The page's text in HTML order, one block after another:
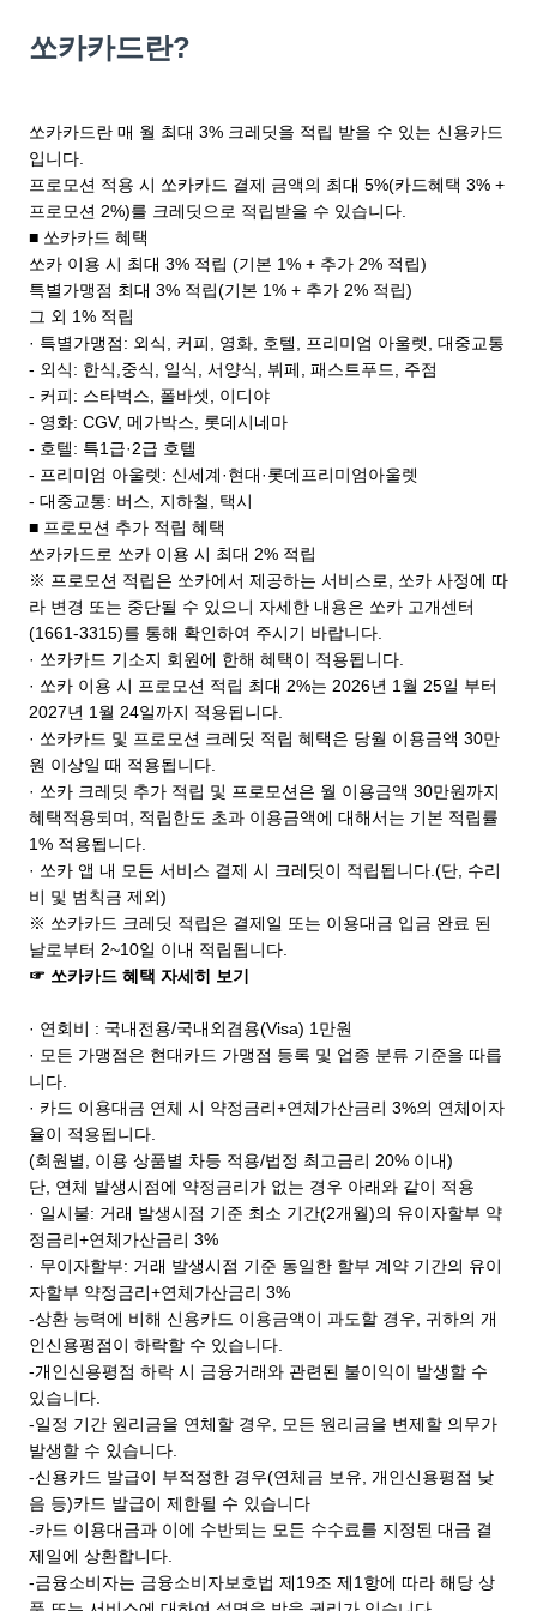
쏘카카드란?
쏘카카드란 매 월 최대 3% 크레딧을 적립 받을 수 있는 신용카드
입니다.
프로모션 적용 시 쏘카카드 결제 금액의 최대 5%(카드혜택 3% +
프로모션 2%)를 크레딧으로 적립받을 수 있습니다.
■ 쏘카카드 혜택
쏘카 이용 시 최대 3% 적립 (기본 1% + 추가 2% 적립)
특별가맹점 최대 3% 적립(기본 1% + 추가 2% 적립)
그 외 1% 적립
· 특별가맹점: 외식, 커피, 영화, 호텔, 프리미엄 아울렛, 대중교통
- 외식: 한식,중식, 일식, 서양식, 뷔페, 패스트푸드, 주점
- 커피: 스타벅스, 폴바셋, 이디야
- 영화: CGV, 메가박스, 롯데시네마
- 호텔: 특1급·2급 호텔
- 프리미엄 아울렛: 신세계·현대·롯데프리미엄아울렛
- 대중교통: 버스, 지하철, 택시
■ 프로모션 추가 적립 혜택
쏘카카드로 쏘카 이용 시 최대 2% 적립
※ 프로모션 적립은 쏘카에서 제공하는 서비스로, 쏘카 사정에 따
라 변경 또는 중단될 수 있으니 자세한 내용은 쏘카 고개센터
(1661-3315)를 통해 확인하여 주시기 바랍니다.
· 쏘카카드 기소지 회원에 한해 혜택이 적용됩니다.
· 쏘카 이용 시 프로모션 적립 최대 2%는 2026년 1월 25일 부터
2027년 1월 24일까지 적용됩니다.
· 쏘카카드 및 프로모션 크레딧 적립 혜택은 당월 이용금액 30만
원 이상일 때 적용됩니다.
· 쏘카 크레딧 추가 적립 및 프로모션은 월 이용금액 30만원까지
혜택적용되며, 적립한도 초과 이용금액에 대해서는 기본 적립률
1% 적용됩니다.
· 쏘카 앱 내 모든 서비스 결제 시 크레딧이 적립됩니다.(단, 수리
비 및 범칙금 제외)
※ 쏘카카드 크레딧 적립은 결제일 또는 이용대금 입금 완료 된
날로부터 2~10일 이내 적립됩니다.
☞ 쏘카카드 혜택 자세히 보기
· 연회비 : 국내전용/국내외겸용(Visa) 1만원
· 모든 가맹점은 현대카드 가맹점 등록 및 업종 분류 기준을 따릅
니다.
· 카드 이용대금 연체 시 약정금리+연체가산금리 3%의 연체이자
율이 적용됩니다.
(회원별, 이용 상품별 차등 적용/법정 최고금리 20% 이내)
단, 연체 발생시점에 약정금리가 없는 경우 아래와 같이 적용
· 일시불: 거래 발생시점 기준 최소 기간(2개월)의 유이자할부 약
정금리+연체가산금리 3%
· 무이자할부: 거래 발생시점 기준 동일한 할부 계약 기간의 유이
자할부 약정금리+연체가산금리 3%
-상환 능력에 비해 신용카드 이용금액이 과도할 경우, 귀하의 개
인신용평점이 하락할 수 있습니다.
-개인신용평점 하락 시 금융거래와 관련된 불이익이 발생할 수
있습니다.
-일정 기간 원리금을 연체할 경우, 모든 원리금을 변제할 의무가
발생할 수 있습니다.
-신용카드 발급이 부적정한 경우(연체금 보유, 개인신용평점 낮
음 등)카드 발급이 제한될 수 있습니다
-카드 이용대금과 이에 수반되는 모든 수수료를 지정된 대금 결
제일에 상환합니다.
-금융소비자는 금융소비자보호법 제19조 제1항에 따라 해당 상